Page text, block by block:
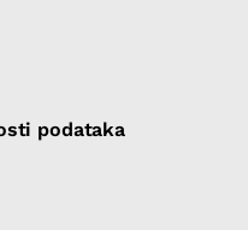
podataka